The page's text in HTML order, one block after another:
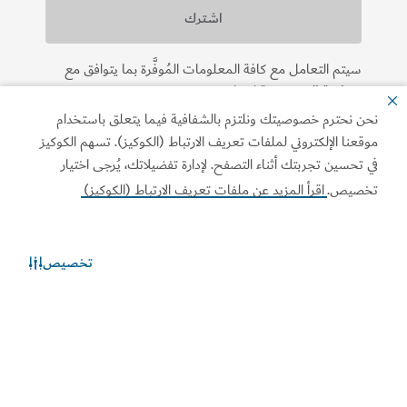
نحن نحترم خصوصيتك ونلتزم بالشفافية فيما يتعلق باستخدام
موقعنا الإلكتروني لملفات تعريف الارتباط (الكوكيز). تسهم الكوكيز
في تحسين تجربتك أثناء التصفح. لإدارة تفضيلاتك، يُرجى اختيار
تخصيص.اقرأ المزيد عن ملفات تعريف الارتباط (الكوكيز)
تخصيص
سيتم التعامل مع كافة المعلومات المُوفَّرة بما يتوافق مع
سياسة الخصوصيةلدينا.